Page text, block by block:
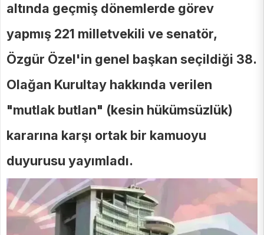
altında geçmiş dönemlerde görev
yapmış 221 milletvekili ve senatör,
Özgür Özel'in genel başkan seçildiği 38.
Olağan Kurultay hakkında verilen
"mutlak butlan" (kesin hükümsüzlük)
kararına karşı ortak bir kamuoyu
duyurusu yayımladı.